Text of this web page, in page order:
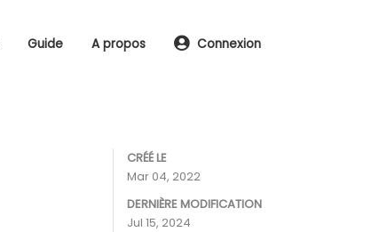
Guide A propos Connexion
CRÉÉ LE
Mar 04, 2022
DERNIÈRE MODIFICATION
Jul 15, 2024